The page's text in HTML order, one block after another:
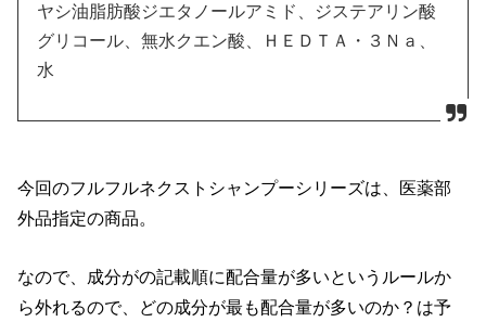
ヤシ油脂肪酸ジエタノールアミド、ジステアリン酸
グリコール、無水クエン酸、ＨＥＤＴＡ・３Ｎａ、
水
今回のフルフルネクストシャンプーシリーズは、医薬部
外品指定の商品。
なので、成分がの記載順に配合量が多いというルールか
ら外れるので、どの成分が最も配合量が多いのか？は予